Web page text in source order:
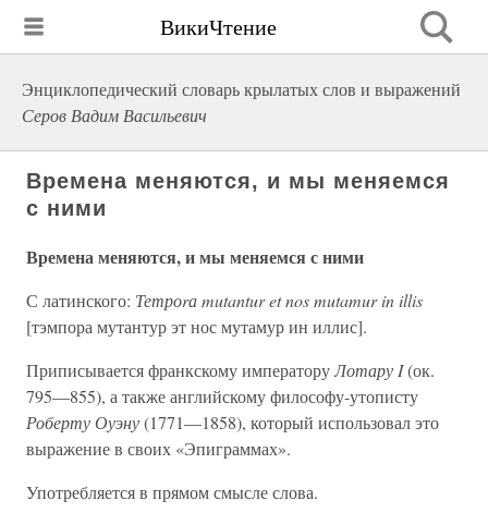
ВикиЧтение
Энциклопедический словарь крылатых слов и выражений
Серов Вадим Васильевич
Времена меняются, и мы меняемся
с ними
Времена меняются, и мы меняемся с ними
С латинского: Тетроrа mutantur et nos mutamur in illis
[тэмпора мутантур эт нос мутамур ин иллис].
Приписывается франкскому императоруЛотару I(ок.
795—855), а также английскому философу-утописту
Роберту Оуэну(1771—1858), который использовал это
выражение в своих «Эпиграммах».
Употребляется в прямом смысле слова.